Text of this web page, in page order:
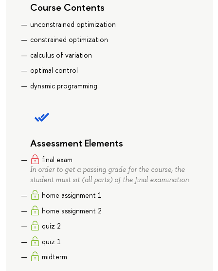
Course Contents
unconstrained optimization
constrained optimization
calculus of variation
optimal control
dynamic programming
Assessment Elements
final exam
In order to get a passing grade for the course, the
student must sit (all parts) of the final examination
home assignment 1
home assignment 2
quiz 2
quiz 1
midterm